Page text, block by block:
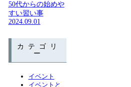
50代からの始めや
すい習い事
2024.09.01
カテゴリ
ー
イベント
イベントと